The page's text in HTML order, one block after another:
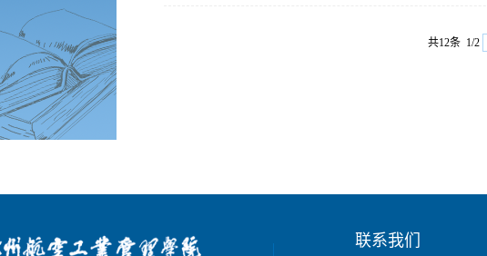
共12条 1/2
联系我们